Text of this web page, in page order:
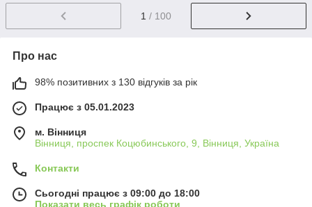
1 / 100
Про нас
98% позитивних з 130 відгуків за рік
Працює з 05.01.2023
м. Вінниця
Вінниця, проспек Коцюбинського, 9, Вінниця, Україна
Контакти
Сьогодні працює з 09:00 до 18:00
Показати весь графік роботи